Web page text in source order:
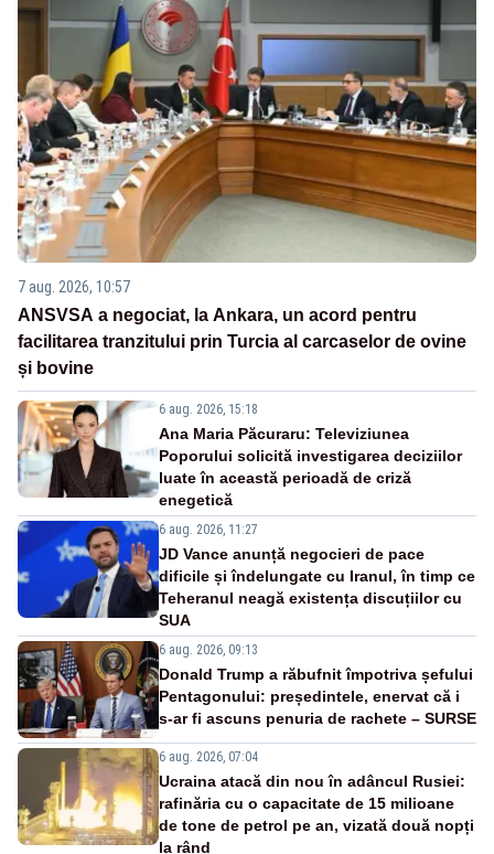
7 aug. 2026, 10:57
ANSVSA a negociat, la Ankara, un acord pentru
facilitarea tranzitului prin Turcia al carcaselor de ovine
și bovine
6 aug. 2026, 15:18
Ana Maria Păcuraru: Televiziunea
Poporului solicită investigarea deciziilor
luate în această perioadă de criză
enegetică
6 aug. 2026, 11:27
JD Vance anunță negocieri de pace
dificile și îndelungate cu Iranul, în timp ce
Teheranul neagă existența discuțiilor cu
SUA
6 aug. 2026, 09:13
Donald Trump a răbufnit împotriva șefului
Pentagonului: președintele, enervat că i
s-ar fi ascuns penuria de rachete – SURSE
6 aug. 2026, 07:04
Ucraina atacă din nou în adâncul Rusiei:
rafinăria cu o capacitate de 15 milioane
de tone de petrol pe an, vizată două nopți
la rând